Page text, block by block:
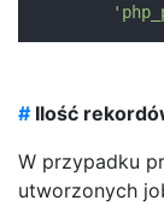
#Ilość
W przypadku
utworzonych